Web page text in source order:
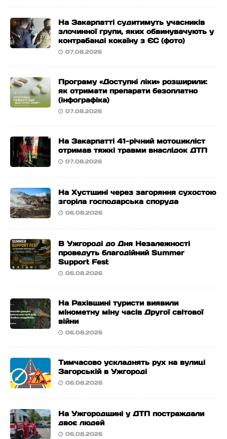
На Закарпатті судитимуть учасників
злочинної групи, яких обвинувачують у
контрабанді кокаїну з ЄС (фото)
07.08.2026
Програму «Доступні ліки» розширили:
як отримати препарати безоплатно
(інфографіка)
07.08.2026
На Закарпатті 41-річний мотоцикліст
отримав тяжкі травми внаслідок ДТП
07.08.2026
На Хустщині через загоряння сухостою
згоріла господарська споруда
06.08.2026
В Ужгороді до Дня Незалежності
проведуть благодійний Summer
Support Fest
06.08.2026
На Рахівщині туристи виявили
мінометну міну часів Другої світової
війни
06.08.2026
Тимчасово ускладнять рух на вулиці
Загорській в Ужгороді
06.08.2026
На Ужгородщині у ДТП постраждали
двоє людей
06.08.2026